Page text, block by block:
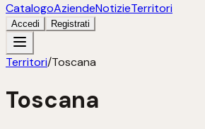
CatalogoAziendeNotizieTerritori
Accedi Registrati
Territori/Toscana
Toscana